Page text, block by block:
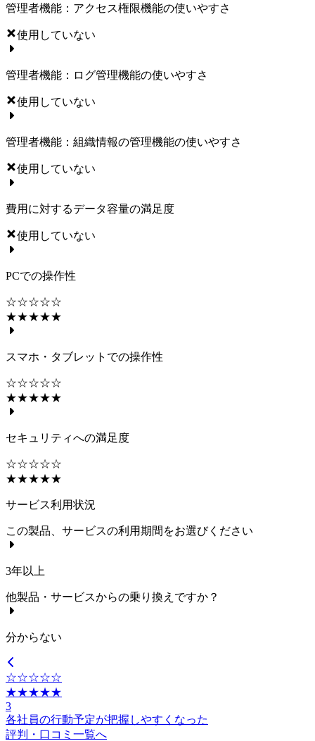
管理者機能：アクセス権限機能の使いやすさ
使用していない
管理者機能：ログ管理機能の使いやすさ
使用していない
管理者機能：組織情報の管理機能の使いやすさ
使用していない
費用に対するデータ容量の満足度
使用していない
PCでの操作性
☆☆☆☆☆
★★★★★
スマホ・タブレットでの操作性
☆☆☆☆☆
★★★★★
セキュリティへの満足度
☆☆☆☆☆
★★★★★
サービス利用状況
この製品、サービスの利用期間をお選びください
3年以上
他製品・サービスからの乗り換えですか？
分からない
☆☆☆☆☆
★★★★★
3
各社員の行動予定が把握しやすくなった
評判・口コミ一覧へ